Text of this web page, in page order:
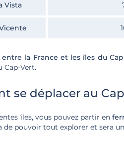
Vista
la France et les îles du
Cap-Vert.
se déplacer au
îles, vous pouvez partir en
de pouvoir tout explorer et sera